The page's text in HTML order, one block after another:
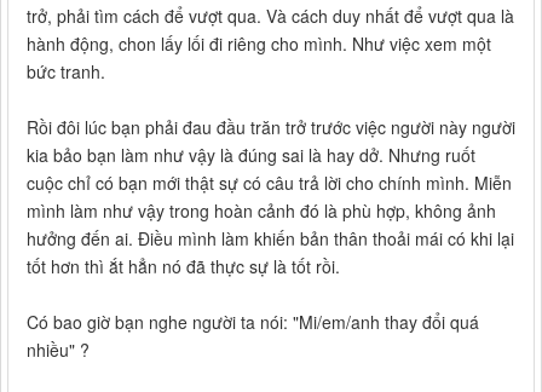
trở, phải tìm cách để vượt qua. Và cách duy nhất để vượt qua là
hành động, chon lấy lối đi riêng cho mình. Như việc xem một
bức tranh.
Rồi đôi lúc bạn phải đau đầu trăn trở trước việc người này người
kia bảo bạn làm như vậy là đúng sai là hay dở. Nhưng ruốt
cuộc chỉ có bạn mới thật sự có câu trả lời cho chính mình. Miễn
mình làm như vậy trong hoàn cảnh đó là phù hợp, không ảnh
hưởng đến ai. Điều mình làm khiến bản thân thoải mái có khi lại
tốt hơn thì ắt hẳn nó đã thực sự là tốt rồi.
Có bao giờ bạn nghe người ta nói: "Mi/em/anh thay đổi quá
nhiều" ?